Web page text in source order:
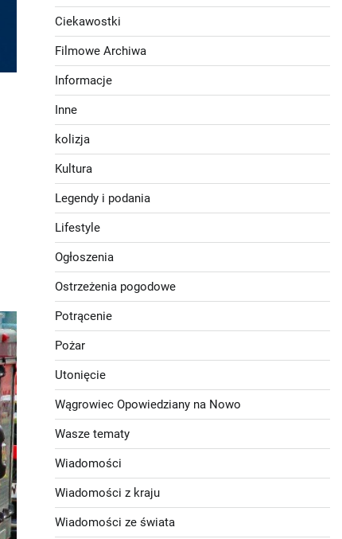
Ciekawostki
Filmowe Archiwa
Informacje
Inne
kolizja
Kultura
Legendy i podania
Lifestyle
Ogłoszenia
Ostrzeżenia pogodowe
Potrącenie
Pożar
Utonięcie
Wągrowiec Opowiedziany na Nowo
Wasze tematy
Wiadomości
Wiadomości z kraju
Wiadomości ze świata